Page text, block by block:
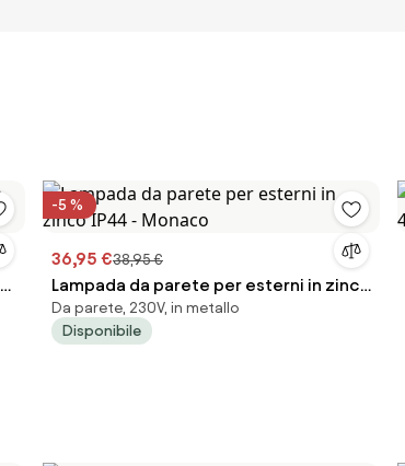
-5 %
36,95 €38,95 €
Lampada da parete per esterni in zinco
IP44 - Monaco
Da parete, 230V, in metallo
Disponibile